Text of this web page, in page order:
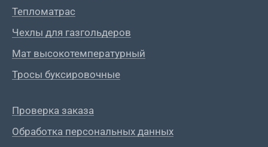
Тепломатрас
Чехлы для газгольдеров
Мат высокотемпературный
Тросы буксировочные
Проверка заказа
Обработка персональных данных